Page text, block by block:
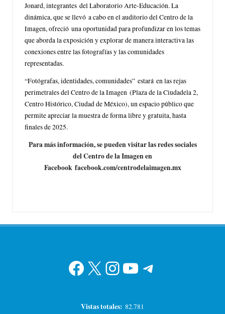
Jonard, integrantes del Laboratorio Arte-Educación. La
dinámica, que se llevó a cabo en el auditorio del Centro de la
Imagen, ofreció una oportunidad para profundizar en los temas
que aborda la exposición y explorar de manera interactiva las
conexiones entre las fotografías y las comunidades
representadas.
“Fotógrafas, identidades, comunidades” estará en las rejas
perimetrales del Centro de la Imagen (Plaza de la Ciudadela 2,
Centro Histórico, Ciudad de México), un espacio público que
permite apreciar la muestra de forma libre y gratuita, hasta
finales de 2025.
Para más información, se pueden visitar las redes sociales
del Centro de la Imagen en
Facebook facebook.com/centrodelaimagen.mx
Facebook
X Instagram
YouTube
Telegram
Vistas totales: 82.781